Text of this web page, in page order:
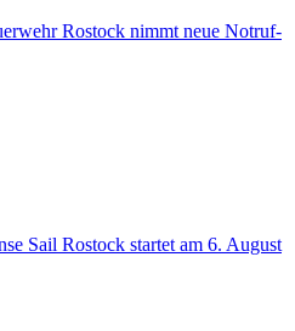
Rostock nimmt neue Notruf-
Sail Rostock startet am 6. August